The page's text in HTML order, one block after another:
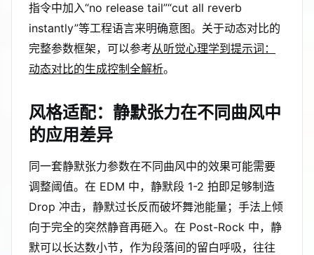
指令中加入“no release tail”“cut all reverb
instantly”等工程语言来明确意图。关于动态对比的
完整参数框架，可以参考从听觉心理学到提示词：
动态对比的生成控制全解析。
风格适配：静默张力在不同曲风中
的应用差异
同一套静默张力参数在不同曲风中的效果可能需要
调整阈值。在 EDM 中，静默段 1-2 拍即足够制造
Drop 冲击，静默过长反而破坏舞池能量；手法上倾
向于完全的突然静音再砸入。在 Post-Rock 中，静
默可以长达数小节，作为段落间的留白呼吸，往往